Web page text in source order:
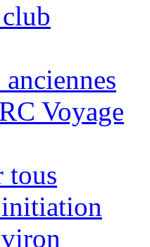
Voyage
tous